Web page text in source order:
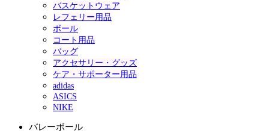
バスケットウェア
レフェリー用品
ボール
コート用品
バッグ
アクセサリー・グッズ
ケア・サポーター用品
adidas
ASICS
NIKE
バレーボール